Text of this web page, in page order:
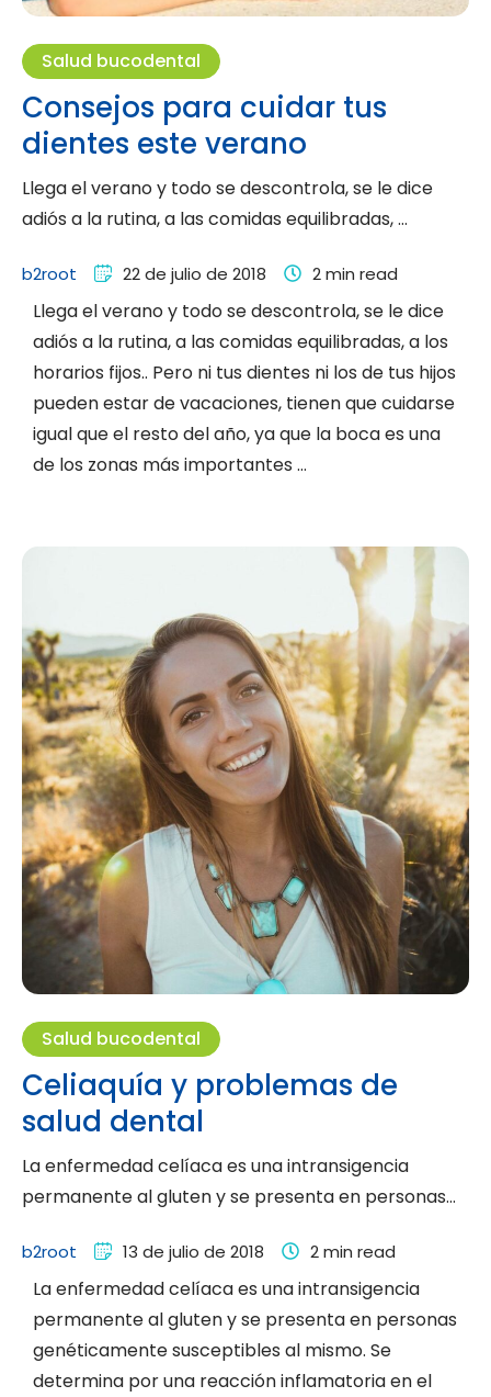
Salud bucodental
Consejos para cuidar tus
dientes este verano
Llega el verano y todo se descontrola, se le dice
adiós a la rutina, a las comidas equilibradas, …
b2root 22 de julio de 2018 2 min read
Llega el verano y todo se descontrola, se le dice
adiós a la rutina, a las comidas equilibradas, a los
horarios fijos.. Pero ni tus dientes ni los de tus hijos
pueden estar de vacaciones, tienen que cuidarse
igual que el resto del año, ya que la boca es una
de los zonas más importantes …
Salud bucodental
Celiaquía y problemas de
salud dental
La enfermedad celíaca es una intransigencia
permanente al gluten y se presenta en personas
b2root 13 de julio de 2018 2 min read
La enfermedad celíaca es una intransigencia
permanente al gluten y se presenta en personas
genéticamente susceptibles al mismo. Se
determina por una reacción inflamatoria en el